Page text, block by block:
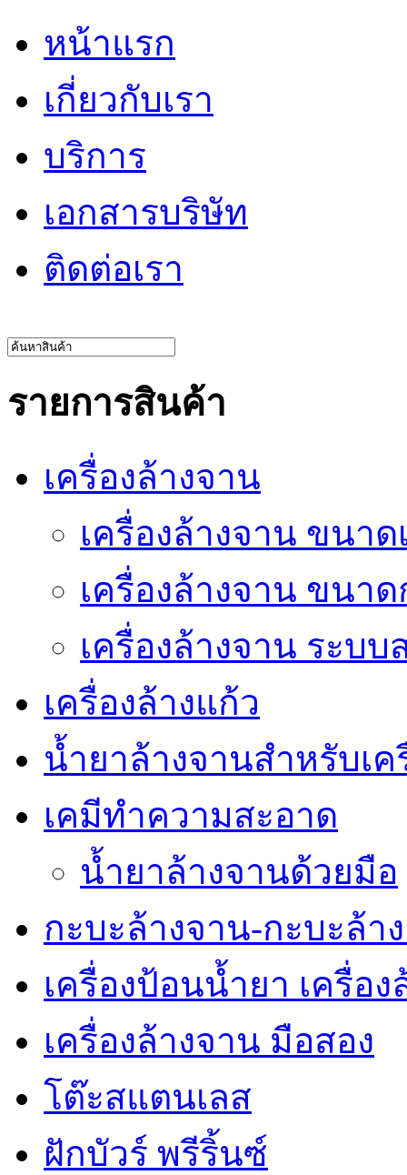
หน้าแรก
เกี่ยวกับเรา
บริการ
เอกสารบริษัท
ติดต่อเรา
รายการสินค้า
เครื่องล้างจาน
เครื่องล้างจาน ขนาด
เครื่องล้างจาน ขนาด
เครื่องล้างจาน ระบ
เครื่องล้างแก้ว
น้ำยาล้างจานสำหรับเค
เคมีทำความสะอาด
น้ำยาล้างจานด้วยมือ
กะบะล้างจาน-กะบะล้า
เครื่องป้อนน้ำยา เครื่อง
เครื่องล้างจาน มือสอง
โต๊ะสแตนเลส
ฝักบัวร์ พรีริ้นซ์